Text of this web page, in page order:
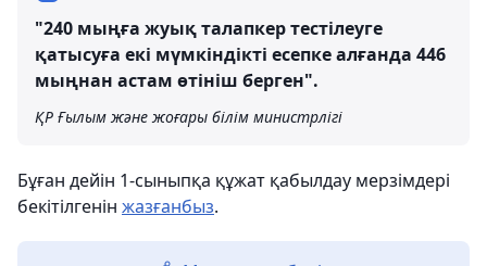
"240 мыңға жуық талапкер тестілеуге
қатысуға екі мүмкіндікті есепке алғанда 446
мыңнан астам өтініш берген".
ҚР Ғылым және жоғары білім министрлігі
Бұған дейін 1-сыныпқа құжат қабылдау мерзімдері
бекітілгенін жазғанбыз.